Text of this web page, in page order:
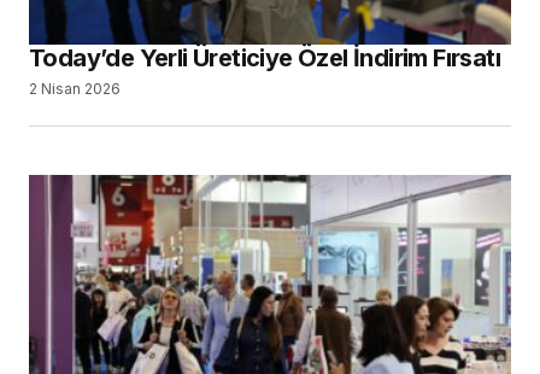
Today’de Yerli Üreticiye Özel İndirim Fırsatı
2 Nisan 2026